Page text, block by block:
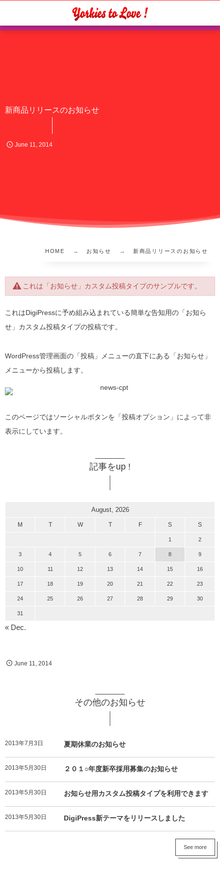
新商品リリースのお知らせ
June 11, 2014
HOME お知らせ 新商品リリースのお知らせ
これは「お知らせ」カスタム投稿タイプのサンプルです。
これはDigiPressに予め組み込まれている簡単な告知用の「お知ら
せ」カスタム投稿タイプの投稿です。
WordPress管理画面の「投稿」メニューの直下にある「お知らせ」
メニューから投稿します。
このページではソーシャルボタンを「投稿オプション」によって非
表示にしています。
記事をup !
August, 2026
M T W T F S S
1 2
3 4 5 6 7 8 9
10 11 12 13 14 15 16
17 18 19 20 21 22 23
24 25 26 27 28 29 30
31
« Dec.
June 11 ,2014
その他のお知らせ
2013年7月3日 夏期休業のお知らせ
2013年5月30日 ２０１○年度新卒採用募集のお知らせ
2013年5月30日 お知らせ用カスタム投稿タイプを利用できます
2013年5月30日 DigiPress新テーマをリリースしました
See more